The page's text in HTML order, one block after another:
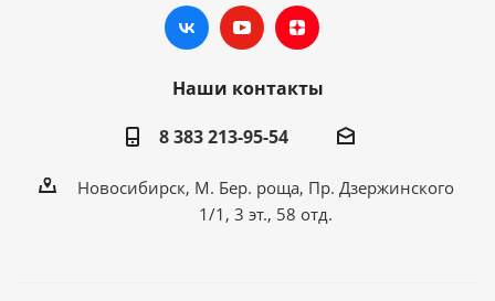
Наши контакты
8 383 213-95-54
Новосибирск, М. Бер. роща, Пр. Дзержинского
1/1, 3 эт., 58 отд.